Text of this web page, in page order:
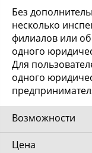
Без
несколько
филиалов или
одного
Для
одного
Возможности
Цена